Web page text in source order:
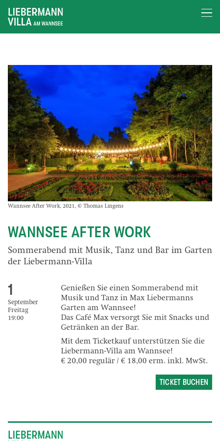
Wannsee After Work, 2021, © Thomas Lingens
WANNSEE AFTER WORK
Sommerabend mit Musik, Tanz und Bar im Garten
der Liebermann-Villa
Genießen Sie einen Sommerabend mit
Musik und Tanz in Max Liebermanns
Garten am Wannsee!
Das Café Max versorgt Sie mit Snacks und
Getränken an der Bar.
Mit dem Ticketkauf unterstützen Sie die
Liebermann-Villa am Wannsee!
€ 20,00 regulär / € 18,00 erm. inkl. MwSt.
1
September
Freitag
19:00
TICKET BUCHEN